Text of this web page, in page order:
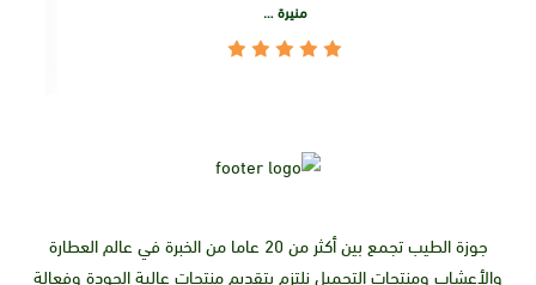
منيرة …
جوزة الطيب تجمع بين أكثر من 20 عاما من الخبرة في عالم العطارة
والأعشاب ومنتجات التجميل نلتزم بتقديم منتجات عالية الجودة وفعالة